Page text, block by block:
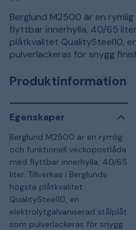
Berglund M2500 är en
flyttbar innerhylla, 40/65
plåtkvalitet QualitySteel10,
pulverlackeras för snygg
Produktinformation
Egenskaper
Berglund M2500 är en rymlig
och funktionell veckopostlåda
med flyttbar innerhylla, 40/65
liter. Tillverkas i Berglunds
högsta plåtkvalitet
QualitySteel10, en
elektrolytgalvaniserad stålplåt
som pulverlackeras för snygg